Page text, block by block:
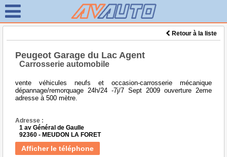
Retour à la liste
Peugeot Garage du Lac Agent
Carrosserie automobile
vente véhicules neufs et occasion-carrosserie mécanique
dépannage/remorquage 24h/24 -7j/7 Sept 2009 ouverture 2eme
adresse à 500 mètre.
Adresse :
1 av Général de Gaulle
92360 - MEUDON LA FORET
Afficher le téléphone